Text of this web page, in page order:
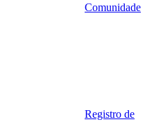
Comunidade
Registro de